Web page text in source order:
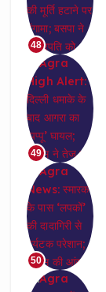
48
49
50